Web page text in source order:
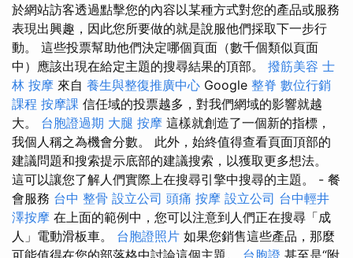
於網站訪客透過點擊您的內容以某種方式對您的產品或服務
表現出興趣，因此您所要做的就是說服他們採取下一步行
動。 這些投票幫助他們決定哪個頁面（數千個類似頁面
中）應該出現在給定主題的搜尋結果的頂部。 撥筋美容 士
林 按摩 來自 養生與整復推廣中心 Google 整脊 數位行銷
課程 按摩課 信任域的投票越多，對我們網域的影響就越
大。 台胞證過期 大腿 按摩 這樣就創造了一個新的指標，
我個人稱之為機會分數。 此外，始終值得查看頁面頂部的
建議問題和搜索提示底部的建議搜索，以獲取更多想法。
這可以讓您了解人們實際上在搜尋引擎中搜尋的主題。 - 餐
會服務 台中 整骨 設立公司 頭痛 按摩 設立公司 台中輕井
澤按摩 在上面的範例中，您可以注意到人們正在搜尋「成
人」電動滑板車。 台胞證照片 如果您銷售這些產品，那麼
可能值得在您的部落格中討論這個主題。 台胞證 甚至是“附